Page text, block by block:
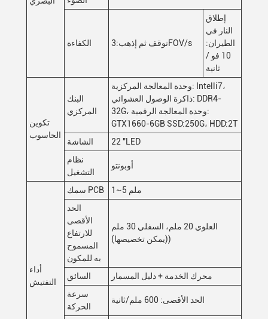
الكفاءة توقف ثم إذهب:3FOV/s
إطلاق
النار في
الطيران:
10 فو /
ثانية
تكوين
الحاسوب
البنك
المركزي
وحدة المعالجة المركزية: Intelli7،
ذاكرة الوصول العشوائي: DDR4-
32G، وحدة المعالجة الرقمية:
GTX1660-6GB SSD:250G، HDD:2T
الشاشة
22 "LED
نظام
التشغيل
أوبونتو
أداء
التفتيش
سمك PCB
1~5 ملم
الحد
الأقصى
للارتفاع
المسموح
به للمكون
العلوي 20 ملم، السفلي 30 ملم
((يمكن تخصيصها)
السائق
محرك الخدمة + دليل المسمار
سرعة
الحركة
الحد الأقصى: 600 ملم/ثانية